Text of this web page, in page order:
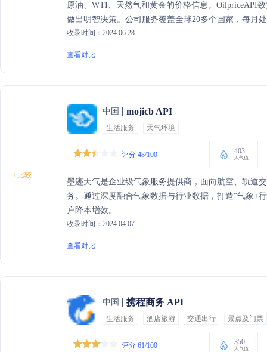
原油、WTI、天然气和黄金的价格信息。OilpriceAPI
做出明智决策。公司服务覆盖全球20多个国家，每月
OilpriceAPI的API集成简单，易于使用，支持多种编程
收录时间：2024.06.28
查看对比
+比较
中国 mojicb API
生活服务 天气环境
评分 48/100 403
人气值
墨迹天气是企业级气象服务提供商，面向航空、轨道
务。通过深度融合气象数据与行业数据，打造“气象+
户降本增效。
收录时间：2024.04.07
查看对比
中国 携程商务 API
生活服务 酒店旅游 交通出行 景点及门票
评分 61/100 350
人气值